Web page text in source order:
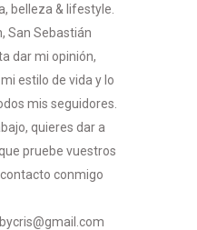
belleza & lifestyle.
San Sebastián
dar mi opinión,
estilo de vida y lo
mis seguidores.
quieres dar a
pruebe vuestros
conmigo